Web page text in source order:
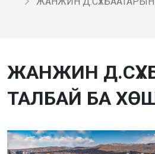
ЖАНЖИН
ТАЛБАЙ БА